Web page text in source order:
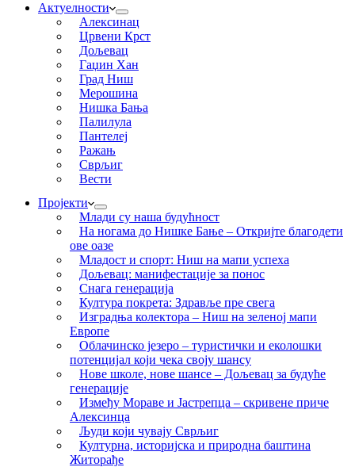
Актуелности
Алексинац
Црвени Крст
Дољевац
Гаџин Хан
Град Ниш
Мерошина
Нишка Бања
Палилула
Пантелеј
Ражањ
Сврљиг
Вести
Пројекти
Млади су наша будућност
На ногама до Нишке Бање – Откријте благодети
ове оазе
Младост и спорт: Ниш на мапи успеха
Дољевац: манифестације за понос
Снага генерација
Култура покрета: Здравље пре свега
Изградња колектора – Ниш на зеленој мапи
Европе
Облачинско језеро – туристички и еколошки
потенцијал који чека своју шансу
Нове школе, нове шансе – Дољевац за будуће
генерације
Између Мораве и Јастрепца – скривене приче
Алексинца
Људи који чувају Сврљиг
Културна, историјска и природна баштина
Житорађе